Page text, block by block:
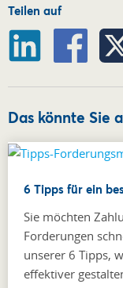
Teilen auf
Das könnte Sie
6 Tipps für ein
Sie möchten
Forderungen
unserer 6 Tipps,
effektiver